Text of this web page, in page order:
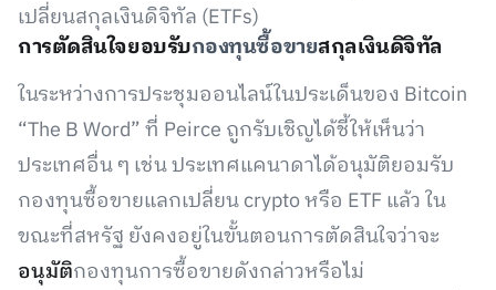
เปลี่ยนสกุลเงินดิจิทัล (ETFs)
การตัดสินใจยอบรับกองทุนซื้อขายสกุลเงินดิจิทัล
ในระหว่างการประชุมออนไลน์ในประเด็นของ Bitcoin
“The B Word” ที่ Peirce ถูกรับเชิญได้ชี้ให้เห็นว่า
ประเทศอื่น ๆ เช่น ประเทศแคนาดาได้อนุมัติยอมรับ
กองทุนซื้อขายแลกเปลี่ยน crypto หรือ ETF แล้ว ใน
ขณะที่สหรัฐ ยังคงอยู่ในขั้นตอนการตัดสินใจว่าจะ
อนุมัติกองทุนการซื้อขายดังกล่าวหรือไม่